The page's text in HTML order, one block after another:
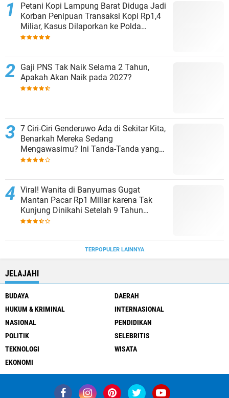
Petani Kopi Lampung Barat Diduga Jadi
Korban Penipuan Transaksi Kopi Rp1,4
Miliar, Kasus Dilaporkan ke Polda
Lampung
Gaji PNS Tak Naik Selama 2 Tahun,
Apakah Akan Naik pada 2027?
7 Ciri-Ciri Genderuwo Ada di Sekitar Kita,
Benarkah Mereka Sedang
Mengawasimu? Ini Tanda-Tanda yang
Sering Diabaikan
Viral! Wanita di Banyumas Gugat
Mantan Pacar Rp1 Miliar karena Tak
Kunjung Dinikahi Setelah 9 Tahun
Berpacaran
TERPOPULER LAINNYA
JELAJAHI
BUDAYA
DAERAH
HUKUM & KRIMINAL
INTERNASIONAL
NASIONAL
PENDIDIKAN
POLITIK
SELEBRITIS
TEKNOLOGI
WISATA
EKONOMI